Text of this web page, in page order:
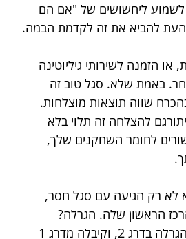
ליחשושים של "אם הם
העת להביא את זה לקדמת הבמה.
או הזמנה לשירותי גיליוטינה
באמת שלא. סגל טוב זה
שווה תוצאות מוצלחות.
להצלחה זה תלוי בלא
לחומר השחקנים שלך,
לא רק הגיעה עם סגל חסר,
הראשון שלה. הגרלה?